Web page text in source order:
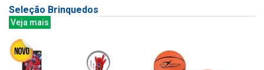
Seleção Brinquedos
Veja mais